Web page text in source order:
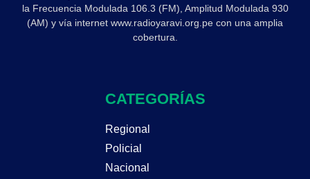
la Frecuencia Modulada 106.3 (FM), Amplitud Modulada 930
(AM) y vía internet www.radioyaravi.org.pe con una amplia
cobertura.
CATEGORÍAS
Regional
Policial
Nacional